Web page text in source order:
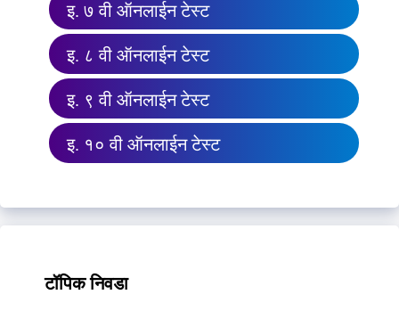
इ. ७ वी ऑनलाईन टेस्ट
इ. ८ वी ऑनलाईन टेस्ट
इ. ९ वी ऑनलाईन टेस्ट
इ. १० वी ऑनलाईन टेस्ट
टॉपिक निवडा